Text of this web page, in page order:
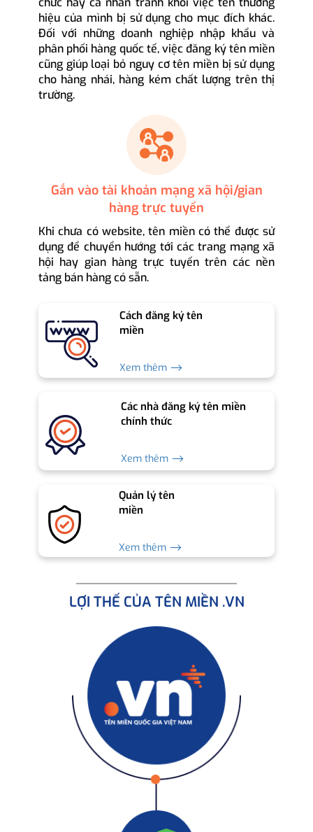
hiệu của mình bị sử dụng cho mục đích khác.
Đối với những doanh nghiệp nhập khẩu và
phân phối hàng quốc tế, việc đăng ký tên miền
cũng giúp loại bỏ nguy cơ tên miền bị sử dụng
cho hàng nhái, hàng kém chất lượng trên thị
trường.
Gắn vào tài khoản mạng xã hội/gian
hàng trực tuyến
Khi chưa có website, tên miền có thể được sử
dụng để chuyển hướng tới các trang mạng xã
hội hay gian hàng trực tuyến trên các nền
tảng bán hàng có sẵn.
Cách đăng ký tên
miền
Xem thêm ⟶
Các nhà đăng ký tên miền
chính thức
Xem thêm ⟶
Quản lý tên
miền
Xem thêm ⟶
LỢI THẾ CỦA TÊN MIỀN .VN